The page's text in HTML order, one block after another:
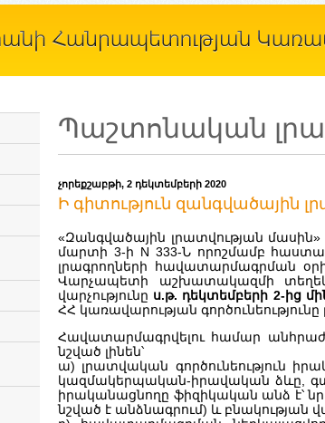
Պաշտոնական
չորեքշաբթի, 2 դեկտեմբերի 2020
Ի գիտություն զանգվածային
«Զանգվածային լրատվության
մարտի 3-ի N 333-Ն որոշմամբ
լրագրողների հավատարմագրման
Վարչապետի աշխատակազմի
վարչությունը ս.թ. դեկտեմբերի 2-ից
ՀՀ կառավարության
Հավատարմագրվելու համար
նշված լինեն՝
ա) լրատվական գործունեություն
կազմակերպական-իրավական ձևը,
իրականացնողը ֆիզիկական անձ է՝
նշված է անձնագրում) և բնակության